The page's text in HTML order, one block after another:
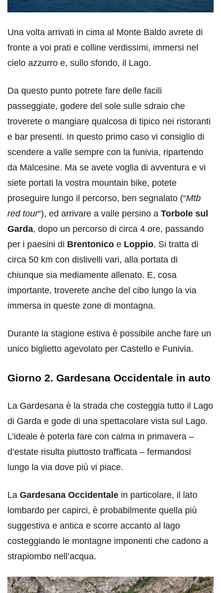
Una volta arrivati in cima al Monte Baldo avrete di
fronte a voi prati e colline verdissimi, immersi nel
cielo azzurro e, sullo sfondo, il Lago.
Da questo punto potrete fare delle facili
passeggiate, godere del sole sulle sdraio che
troverete o mangiare qualcosa di tipico nei ristoranti
e bar presenti. In questo primo caso vi consiglio di
scendere a valle sempre con la funivia, ripartendo
da Malcesine. Ma se avete voglia di avventura e vi
siete portati la vostra mountain bike, potete
proseguire lungo il percorso, ben segnalato (“Mtb
red tour“), ed arrivare a valle persino a Torbole sul
Garda, dopo un percorso di circa 4 ore, passando
per i paesini di Brentonico e Loppio. Si tratta di
circa 50 km con dislivelli vari, alla portata di
chiunque sia mediamente allenato. E, cosa
importante, troverete anche del cibo lungo la via
immersa in queste zone di montagna.
Durante la stagione estiva è possibile anche fare un
unico biglietto agevolato per Castello e Funivia.
Giorno 2. Gardesana Occidentale in auto
La Gardesana è la strada che costeggia tutto il Lago
di Garda e gode di una spettacolare vista sul Lago.
L’ideale è poterla fare con calma in primavera –
d’estate risulta piuttosto trafficata – fermandosi
lungo la via dove più vi piace.
La Gardesana Occidentale in particolare, il lato
lombardo per capirci, è probabilmente quella più
suggestiva e antica e scorre accanto al lago
costeggiando le montagne imponenti che cadono a
strapiombo nell’acqua.